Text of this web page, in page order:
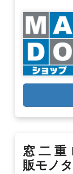
窓 二 重
販モノタ